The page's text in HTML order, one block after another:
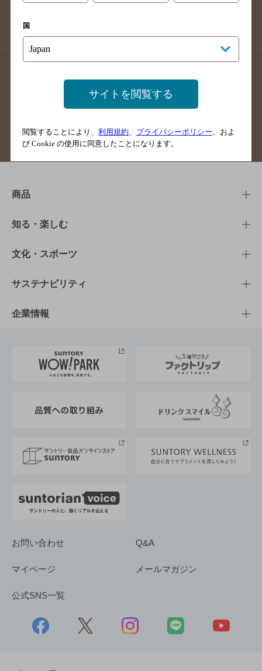
掲載店舗様ログイン
サイトマップ ご意見・ご感想
商品
商品TOP
商品一覧
商品発売情報
栄養成分一覧
知る・楽しむ
知る・楽しむTOP
キャンペーン
工場見学
地域情報
文化・スポーツ
文化・スポーツTOP
サントリーホール
サントリーサンバーズ大阪
サステナビリティ
サステナビリティTOP
サントリーが考えるサステナビリティ経営
企業情報
企業概要
採用情報
お問い合わせ Q&A
マイページ メールマガジン
公式SNS一覧
国
サイトを閲覧する
閲覧することにより、 利用規約 プライバシーポリシー 、およ
び Cookie の使用に同意したことになります。